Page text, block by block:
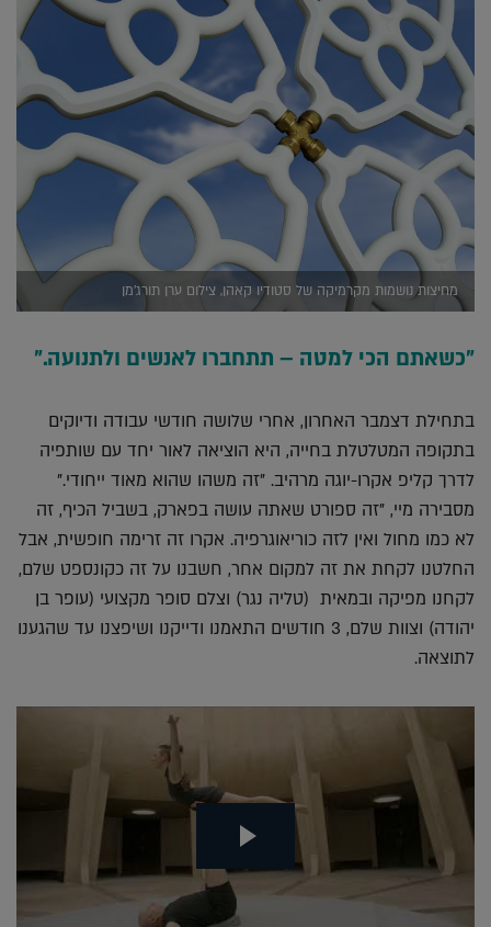
מחיצות נושמות מקרמיקה של סטודיו קאהן, צילום ערן תורג'מן
"כשאתם הכי למטה – תתחברו לאנשים ולתנועה."
בתחילת דצמבר האחרון, אחרי שלושה חודשי עבודה ודיוקים
בתקופה המטלטלת בחייה, היא הוציאה לאור יחד עם שותפיה
לדרך קליפ אקרו-יוגה מרהיב. "זה משהו שהוא מאוד ייחודי."
מסבירה מיי, "זה ספורט שאתה עושה בפארק, בשביל הכיף, זה
לא כמו מחול ואין לזה כוריאוגרפיה. אקרו זה זרימה חופשית, אבל
החלטנו לקחת את זה למקום אחר, חשבנו על זה כקונספט שלם,
לקחנו מפיקה ובמאית (טליה נגר) וצלם סופר מקצועי (עופר בן
יהודה) וצוות שלם, 3 חודשים התאמנו ודייקנו ושיפצנו עד שהגענו
לתוצאה.